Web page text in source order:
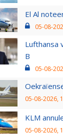
El Al
05-08-
Lufthansa
B
05-08-
05-08-2026,
KLM
05-08-2026,